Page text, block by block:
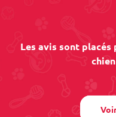
Les avis sont placés